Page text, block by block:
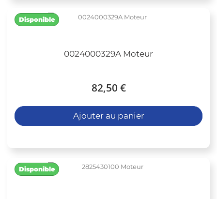
0024000329A Moteur
82,50 €
Disponible
Ajouter au panier
Disponible